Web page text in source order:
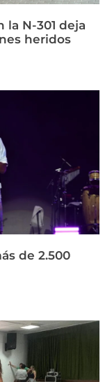
la N-301 deja
heridos
de 2.500